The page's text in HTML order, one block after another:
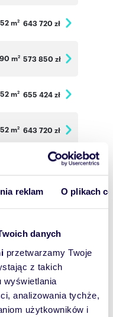
reklam O plikach
danych
przetwarzamy Twoje
z takich
wyświetlania
analizowania tychże,
użytkowników i
m2 643 720 zł
m2 573 850 zł
m2 655 424 zł
m2 643 720 zł
569 543 zł
m 2 780 880 zł
m2 655 424 zł
m 649 572 zł